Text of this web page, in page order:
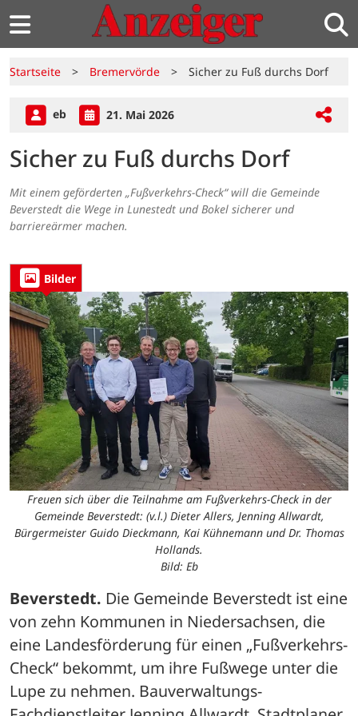
Startseite > Bremervörde > Sicher zu Fuß durchs Dorf
eb 21. Mai 2026
Sicher zu Fuß durchs Dorf
Mit einem geförderten „Fußverkehrs-Check“ will die Gemeinde
Beverstedt die Wege in Lunestedt und Bokel sicherer und
barriereärmer machen.
Bilder
Freuen sich über die Teilnahme am Fußverkehrs-Check in der
Gemeinde Beverstedt: (v.l.) Dieter Allers, Jenning Allwardt,
Bürgermeister Guido Dieckmann, Kai Kühnemann und Dr. Thomas
Hollands.
Bild: Eb
Beverstedt. Die Gemeinde Beverstedt ist eine
von zehn Kommunen in Niedersachsen, die
eine Landesförderung für einen „Fußverkehrs-
Check“ bekommt, um ihre Fußwege unter die
Lupe zu nehmen. Bauverwaltungs-